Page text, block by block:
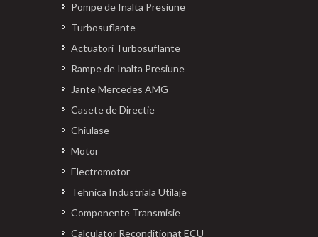
Pompe de Inalta Presiune
Turbosuflante
Actuatori Turbosuflante
Rampe de Inalta Presiune
Jante Mercedes AMG
Casete de Directie
Chiulase
Motor
Electromotor
Tehnica Industriala Utilaje
Componente Transmisie
Calculator Reconditionat ECU